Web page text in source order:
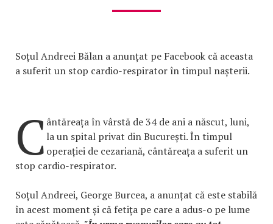
Soțul Andreei Bălan a anunțat pe Facebook că aceasta
a suferit un stop cardio-respirator în timpul nașterii.
C ântăreața în vârstă de 34 de ani a născut, luni,
la un spital privat din București. În timpul
operației de cezariană, cântăreața a suferit un
stop cardio-respirator.
Soțul Andreei, George Burcea, a anunțat că este stabilă
în acest moment și că fetița pe care a adus-o pe lume